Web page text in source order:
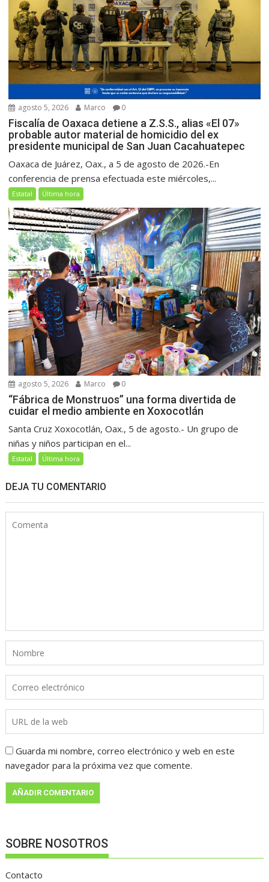
agosto 5, 2026 Marco 0
Fiscalía de Oaxaca detiene a Z.S.S., alias «El 07»
probable autor material de homicidio del ex
presidente municipal de San Juan Cacahuatepec
Oaxaca de Juárez, Oax., a 5 de agosto de 2026.-En
conferencia de prensa efectuada este miércoles,...
Estatal Última hora
agosto 5, 2026 Marco 0
“Fábrica de Monstruos” una forma divertida de
cuidar el medio ambiente en Xoxocotlán
Santa Cruz Xoxocotlán, Oax., 5 de agosto.- Un grupo de
niñas y niños participan en el...
Estatal Última hora
DEJA TU COMENTARIO
Guarda mi nombre, correo electrónico y web en este
navegador para la próxima vez que comente.
SOBRE NOSOTROS
Contacto